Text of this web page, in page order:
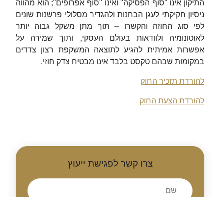
התיקון אינו "סוף הפסיקה" ואינו "סוף אפרופים"; הוא מהווה
ניסיון חקיקתי לעגן הבחנות ולהגדיר מסלולי פרשנות שונים
לפי סוג החוזה והקשרו – תוך מתן משקל גבוה יותר
לאוטונומיה ולוודאות בעולם העסקי, ותוך שמירה על
אפשרות אמיתית להגיע לתוצאה המשקפת רצון צדדים
במקומות שבהם טקסט בלבד אינו מבטיח צדק חוזי.
להורדת תזכיר החוק
להורדת הצעת החוק
צרו קשר לפגישת ייעוץ